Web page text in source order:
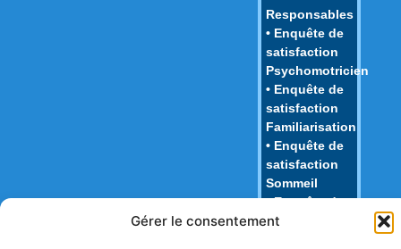
Gérer le consentement
Responsables
• Enquête de
satisfaction
Psychomotricien
• Enquête de
satisfaction
Familiarisation
• Enquête de
satisfaction
Sommeil
• Enquête de
satisfaction